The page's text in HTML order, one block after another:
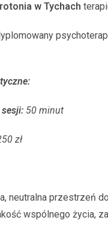
w Tychach
sesji: 50 minut
zł
neutralna przestrzeń
wspólnego życia,